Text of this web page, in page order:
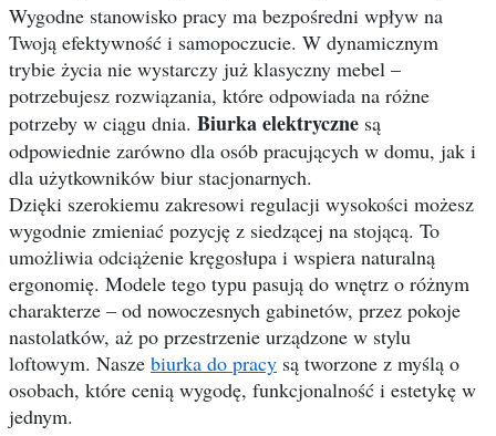
Wygodne stanowisko pracy ma bezpośredni wpływ na
Twoją efektywność i samopoczucie. W dynamicznym
trybie życia nie wystarczy już klasyczny mebel –
potrzebujesz rozwiązania, które odpowiada na różne
potrzeby w ciągu dnia. Biurka elektryczne są
odpowiednie zarówno dla osób pracujących w domu, jak i
dla użytkowników biur stacjonarnych.
Dzięki szerokiemu zakresowi regulacji wysokości możesz
wygodnie zmieniać pozycję z siedzącej na stojącą. To
umożliwia odciążenie kręgosłupa i wspiera naturalną
ergonomię. Modele tego typu pasują do wnętrz o różnym
charakterze – od nowoczesnych gabinetów, przez pokoje
nastolatków, aż po przestrzenie urządzone w stylu
loftowym. Nasze biurka do pracy są tworzone z myślą o
osobach, które cenią wygodę, funkcjonalność i estetykę w
jednym.